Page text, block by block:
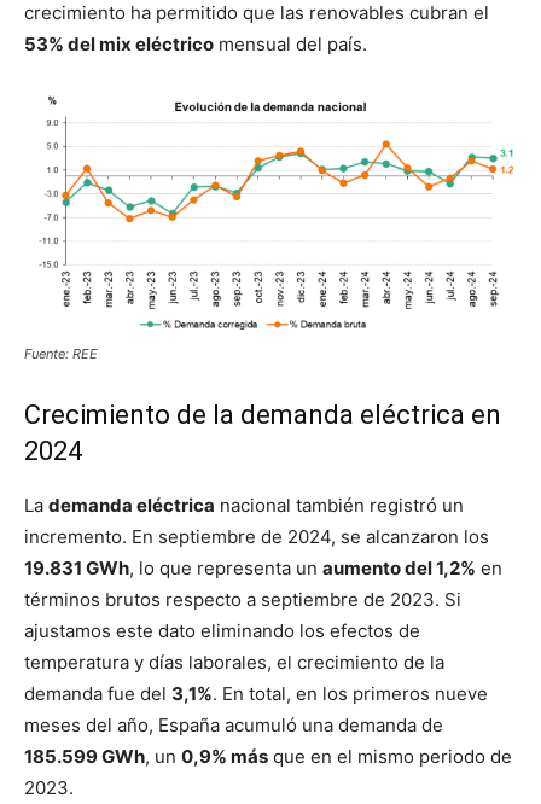
crecimiento ha permitido que las renovables cubran el
53% del mix eléctrico mensual del país.
Fuente: REE
Crecimiento de la demanda eléctrica en
2024
La demanda eléctrica nacional también registró un
incremento. En septiembre de 2024, se alcanzaron los
19.831 GWh, lo que representa un aumento del 1,2% en
términos brutos respecto a septiembre de 2023. Si
ajustamos este dato eliminando los efectos de
temperatura y días laborales, el crecimiento de la
demanda fue del 3,1%. En total, en los primeros nueve
meses del año, España acumuló una demanda de
185.599 GWh, un 0,9% más que en el mismo periodo de
2023.